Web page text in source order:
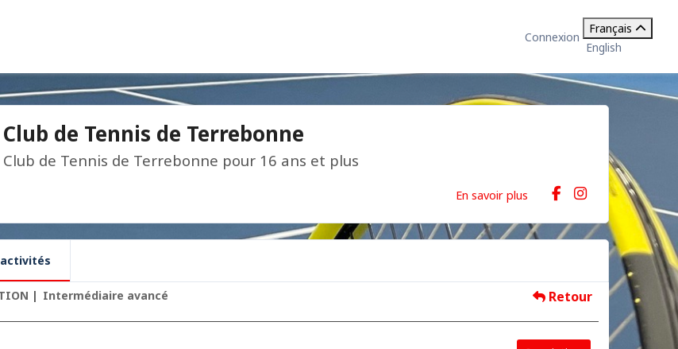
Connexion
Français
English
Club de Tennis de Terrebonne
Club de Tennis de Terrebonne pour 16 ans et plus
En savoir plus
Intermédiaire avancé Retour